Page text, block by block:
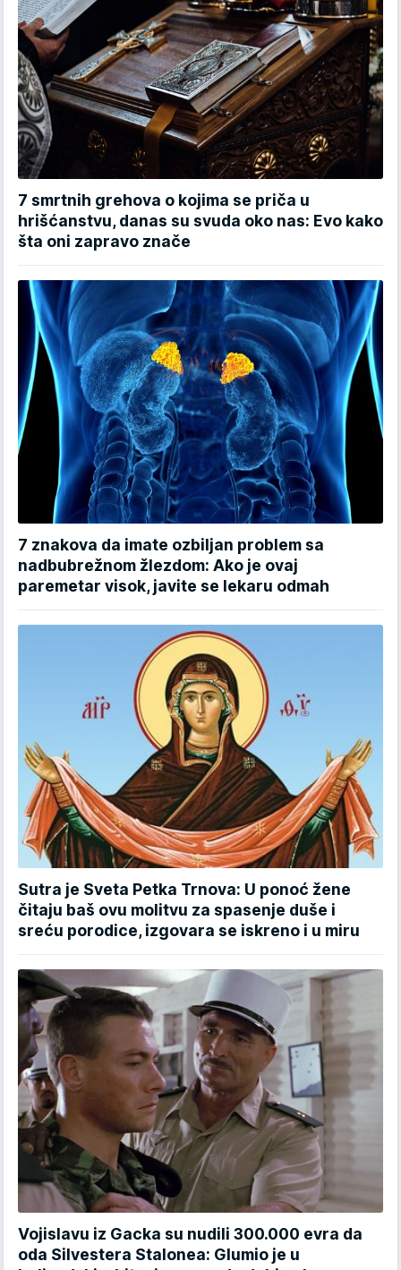
7 smrtnih grehova o kojima se priča u
hrišćanstvu, danas su svuda oko nas: Evo kako
šta oni zapravo znače
7 znakova da imate ozbiljan problem sa
nadbubrežnom žlezdom: Ako je ovaj
paremetar visok, javite se lekaru odmah
Sutra je Sveta Petka Trnova: U ponoć žene
čitaju baš ovu molitvu za spasenje duše i
sreću porodice, izgovara se iskreno i u miru
Vojislavu iz Gacka su nudili 300.000 evra da
oda Silvestera Stalonea: Glumio je u